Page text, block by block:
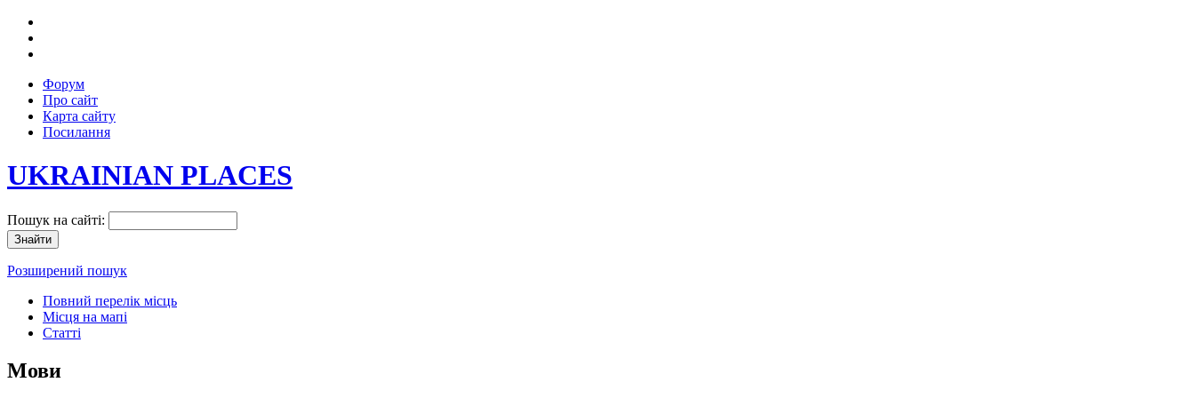
Форум
Про сайт
Карта сайту
Посилання
UKRAINIAN PLACES
Пошук на сайті:
Розширений пошук
Повний перелік місць
Місця на мапі
Статті
Мови